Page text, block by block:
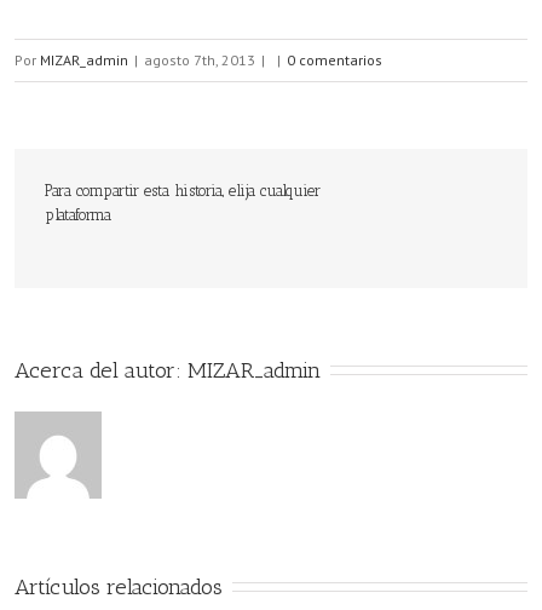
Por MIZAR_admin | agosto 7th, 2013 | | 0 comentarios
Para compartir esta historia, elija cualquier
plataforma
Acerca del autor: MIZAR_admin
Artículos relacionados